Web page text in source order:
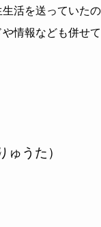
活を送っていた
情報なども併せ
ゅうた）